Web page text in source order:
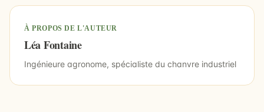
À PROPOS DE L'AUTEUR
Léa Fontaine
Ingénieure agronome, spécialiste du chanvre industriel